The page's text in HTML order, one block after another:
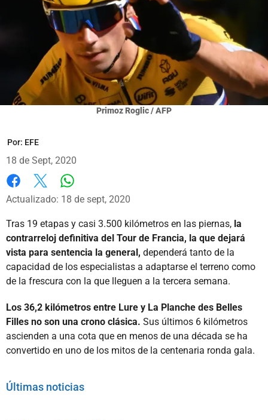
Primoz Roglic / AFP
Por: EFE
18 de Sept, 2020
Facebook
X
Actualizado: 18 de sept, 2020
Tras 19 etapas y casi 3.500 kilómetros en las piernas, la
contrarreloj definitiva del Tour de Francia, la que dejará
vista para sentencia la general, dependerá tanto de la
capacidad de los especialistas a adaptarse el terreno como
de la frescura con la que lleguen a la tercera semana.
Los 36,2 kilómetros entre Lure y La Planche des Belles
Filles no son una crono clásica. Sus últimos 6 kilómetros
ascienden a una cota que en menos de una década se ha
convertido en uno de los mitos de la centenaria ronda gala.
Últimas noticias